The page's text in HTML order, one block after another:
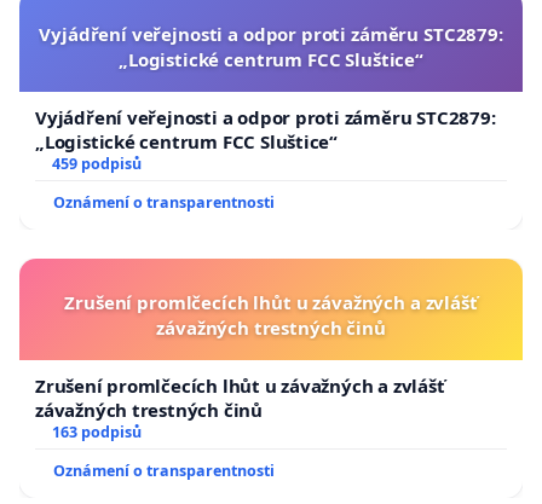
Vyjádření veřejnosti a odpor proti záměru STC2879:
„Logistické centrum FCC Sluštice“
Vyjádření veřejnosti a odpor proti záměru STC2879:
„Logistické centrum FCC Sluštice“
459 podpisů
Oznámení o transparentnosti
Zrušení promlčecích lhůt u závažných a zvlášť
závažných trestných činů
Zrušení promlčecích lhůt u závažných a zvlášť
závažných trestných činů
163 podpisů
Oznámení o transparentnosti